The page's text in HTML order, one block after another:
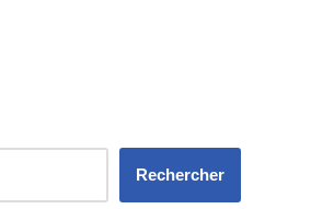
Rechercher